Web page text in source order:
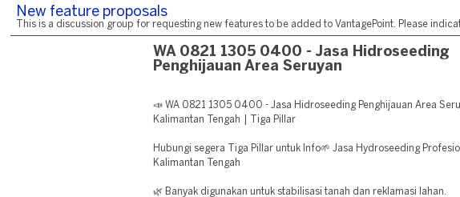
New feature proposals
This is a discussion group for requesting new features to be added to VantagePoint. Please
WA 0821 1305 0400 - Jasa Hidroseeding
Penghijauan Area Seruyan
📣 WA 0821 1305 0400 - Jasa Hidroseeding Penghijauan Area
Kalimantan Tengah | Tiga Pillar
Hubungi segera Tiga Pillar untuk Info🌱 Jasa Hydroseeding
Kalimantan Tengah
🌿 Banyak digunakan untuk stabilisasi tanah dan reklamasi lahan.